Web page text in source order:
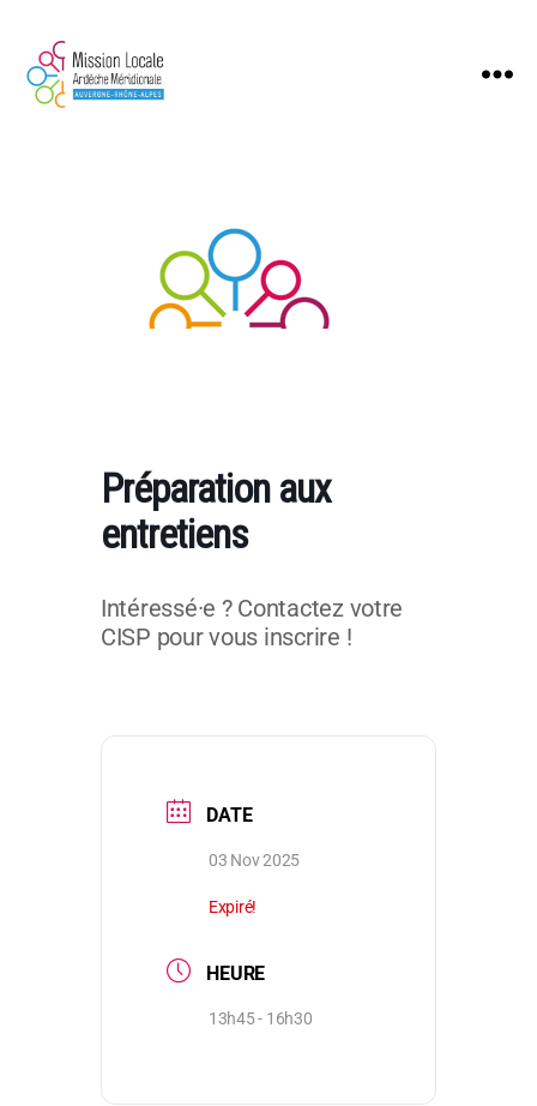
Préparation aux
entretiens
Intéressé·e ? Contactez votre
CISP pour vous inscrire !
DATE
03 Nov 2025
Expiré!
HEURE
13h45 - 16h30